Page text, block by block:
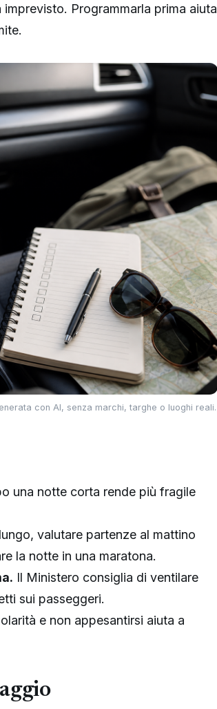
Programmarla prima aiuta
con AI, senza marchi, targhe o luoghi reali.
una notte corta rende più fragile
valutare partenze al mattino
la notte in una maratona.
Il Ministero consiglia di ventilare
sui passeggeri.
e non appesantirsi aiuta a